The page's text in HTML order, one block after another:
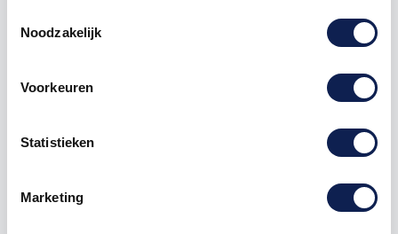
Noodzakelijk
Voorkeuren
Statistieken
Marketing
Piepschuim